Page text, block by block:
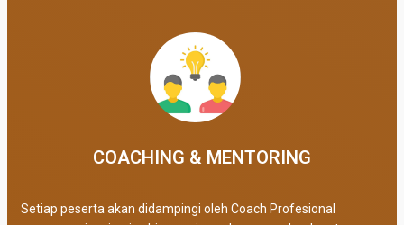
COACHING & MENTORING
Setiap peserta akan didampingi oleh Coach Profesional